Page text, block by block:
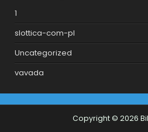
1
slottica-com-pl
Uncategorized
vavada
Copyright © 2026